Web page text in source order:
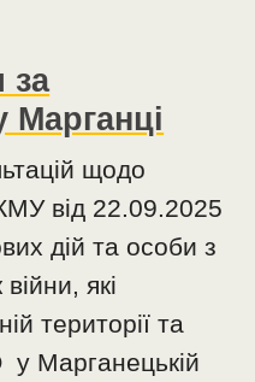
за
Марганці
щодо
від 22.09.2025
дій та особи з
які
території та
у Марганецькій